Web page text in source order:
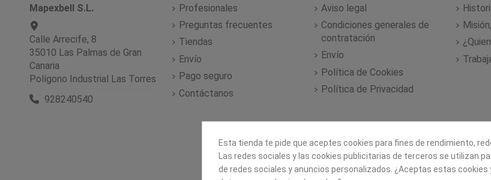
Mapexbell S.L.
Calle Arrecife, 8
35010 Las Palmas de Gran
Canaria
Polígono Industrial Las Torres
928240540
Profesionales
Preguntas frecuentes
Tiendas
Envío
Pago seguro
Contáctanos
Aviso legal
Condiciones generales de
contratación
Envío
Política de Cookies
Política de Privacidad
Esta tienda te pide que aceptes cookies para fines de rendimiento,
Las redes sociales y las cookies publicitarias de terceros se utilizan
de redes sociales y anuncios personalizados. ¿Aceptas estas cookies